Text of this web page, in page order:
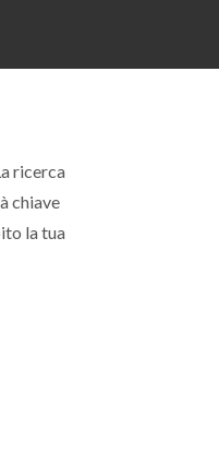
ricerca
chiave
la tua